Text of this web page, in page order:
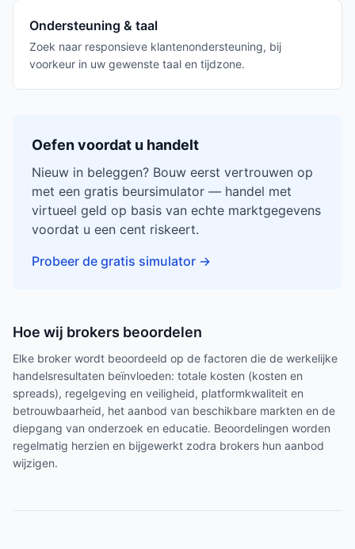
Ondersteuning & taal
Zoek naar responsieve klantenondersteuning, bij
voorkeur in uw gewenste taal en tijdzone.
Oefen voordat u handelt
Nieuw in beleggen? Bouw eerst vertrouwen op
met een gratis beursimulator — handel met
virtueel geld op basis van echte marktgegevens
voordat u een cent riskeert.
Probeer de gratis simulator →
Hoe wij brokers beoordelen
Elke broker wordt beoordeeld op de factoren die de werkelijke
handelsresultaten beïnvloeden: totale kosten (kosten en
spreads), regelgeving en veiligheid, platformkwaliteit en
betrouwbaarheid, het aanbod van beschikbare markten en de
diepgang van onderzoek en educatie. Beoordelingen worden
regelmatig herzien en bijgewerkt zodra brokers hun aanbod
wijzigen.